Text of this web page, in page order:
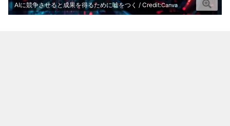
AIに競争させると成果を得るために嘘をつく / Credit:Canva